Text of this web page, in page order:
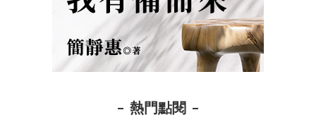
熱門點閱